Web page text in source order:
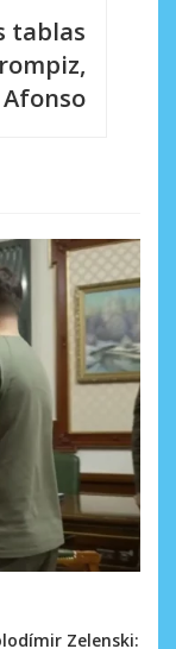
tablas
Zelenski: